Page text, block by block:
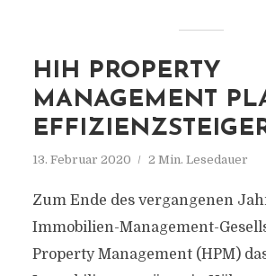
HIH PROPERTY
MANAGEMENT
13. Februar 2020 2 Min. Lesedauer
Zum Ende des vergangenen
Immobilien-Management-
Property Management (HPM)